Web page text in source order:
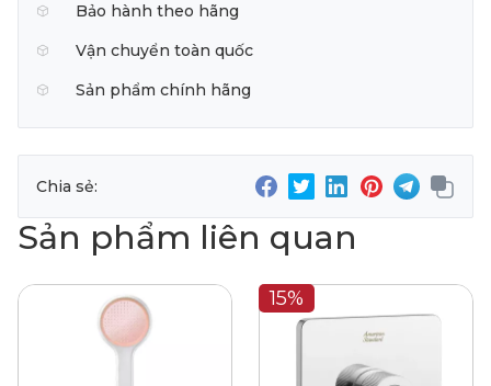
Bảo hành theo hãng
Vận chuyển toàn quốc
Sản phẩm chính hãng
Chia sẻ:
Sản phẩm liên quan
15%